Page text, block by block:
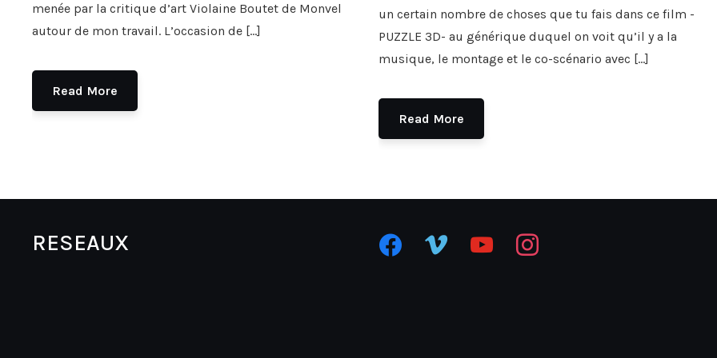
menée par la critique d’art Violaine Boutet de Monvel
autour de mon travail. L’occasion de […]
Read More
un certain nombre de choses que tu fais dans ce film -
PUZZLE 3D- au générique duquel on voit qu’il y a la
musique, le montage et le co-scénario avec […]
Read More
RESEAUX facebookvimeo youtubeinstagram